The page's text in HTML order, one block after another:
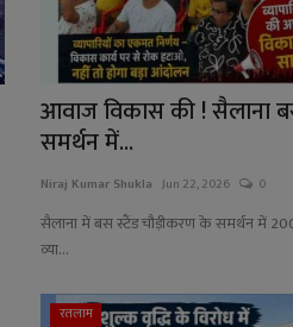
आवाज विकास की ! सैलाना
समर्थन में...
Niraj Kumar Shukla Jun 22, 2026 0
सैलाना में बस स्टैंड चौड़ीकरण के समर्थन में
व्या...
रतलाम